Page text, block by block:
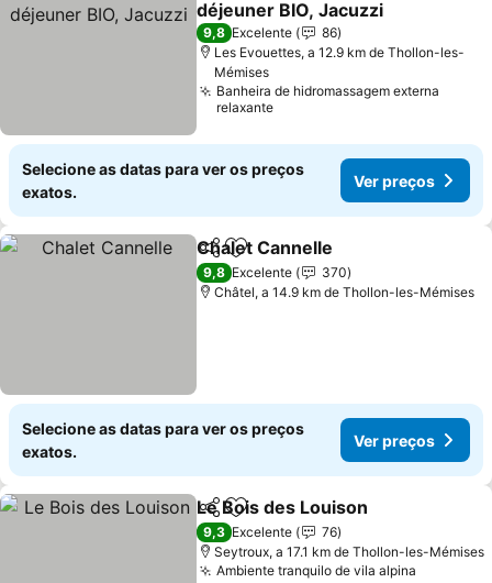
déjeuner BIO, Jacuzzi
9,8 Excelente
86
Les Evouettes, a 12.9 km de Thollon-les-
Mémises
Banheira de hidromassagem externa
relaxante
Selecione as datas para ver os preços
exatos.
Ver preços
PartilharAdicionar aos favoritos
Chalet Cannelle
9,8 Excelente
370
Châtel, a 14.9 km de Thollon-les-Mémises
Selecione as datas para ver os preços
exatos.
Ver preços
PartilharAdicionar aos favoritos
Le Bois des Louison
9,3 Excelente
76
Seytroux, a 17.1 km de Thollon-les-Mémises
Ambiente tranquilo de vila alpina